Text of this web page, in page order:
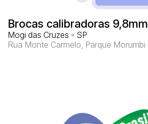
Brocas calibradoras 9,8mm
Mogi das Cruzes - SP
Rua Monte Carmelo, Parque Morumbi